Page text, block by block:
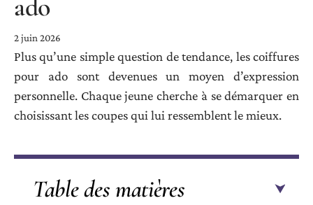
ado
2 juin 2026
Plus qu’une simple question de tendance, les coiffures
pour ado sont devenues un moyen d’expression
personnelle. Chaque jeune cherche à se démarquer en
choisissant les coupes qui lui ressemblent le mieux.
Table des matières